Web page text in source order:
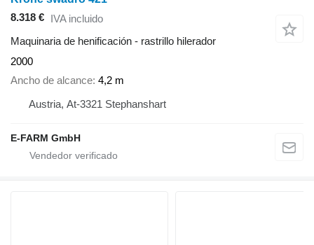
8.318 € IVA incluido
Maquinaria de henificación - rastrillo hilerador
2000
Ancho de alcance 4,2 m
Austria, At-3321 Stephanshart
E-FARM GmbH